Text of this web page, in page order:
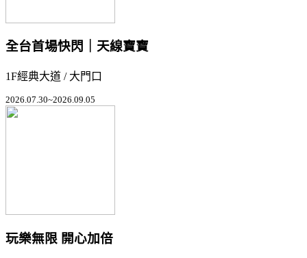
全台首場快閃｜天線寶寶
1F經典大道 / 大門口
2026.07.30~2026.09.05
玩樂無限 開心加倍